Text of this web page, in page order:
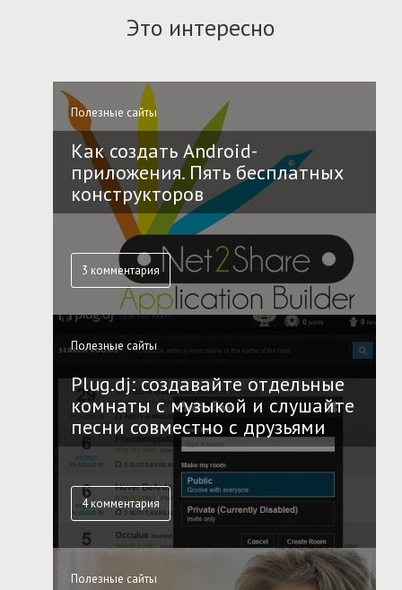
Это интересно
Полезные сайты
Как создать Android-
приложения. Пять бесплатных
конструкторов
3 комментария
Полезные сайты
Plug.dj: создавайте отдельные
комнаты с музыкой и слушайте
песни совместно с друзьями
4 комментария
Полезные сайты